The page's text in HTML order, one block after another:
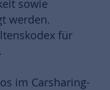
sowie
werden.
für
im Carsharing-